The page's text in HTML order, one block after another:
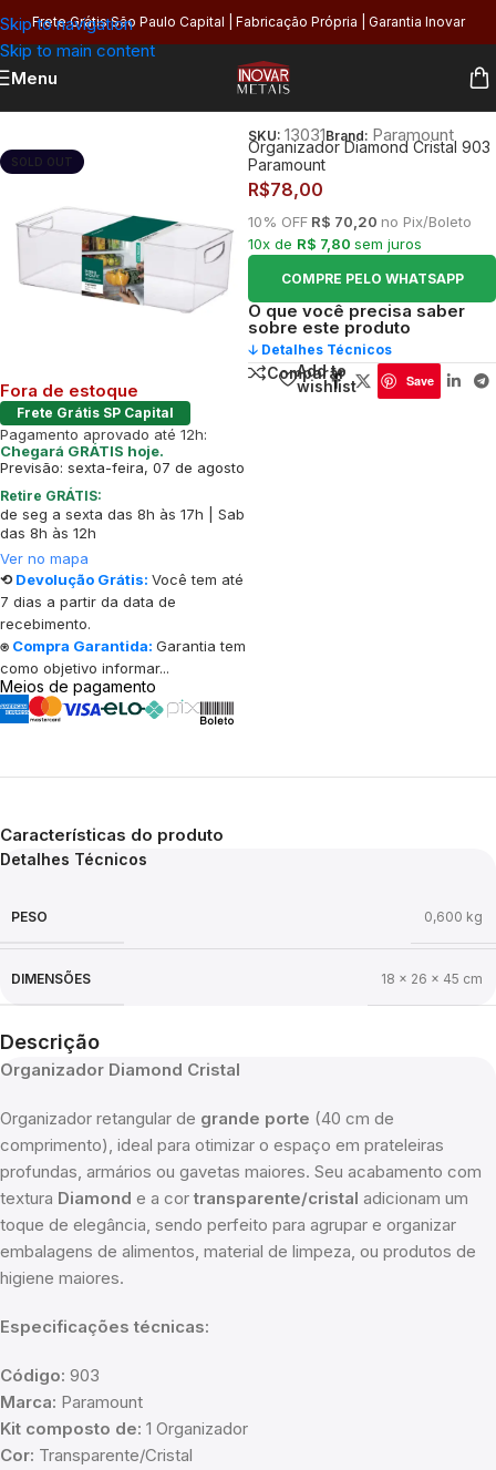
Skip to navigation
Skip to main content
Frete Grátis São Paulo Capital | Fabricação Própria | Garantia Inovar
Menu
SOLD OUT
Fora de estoque
Frete Grátis SP Capital
Pagamento aprovado até 12h:
Chegará GRÁTIS hoje.
Previsão: sexta-feira, 07 de agosto
Retire GRÁTIS:
de seg a sexta das 8h às 17h | Sab
das 8h às 12h
Ver no mapa
⟲ Devolução Grátis: Você tem até
7 dias a partir da data de
recebimento.
⍟ Compra Garantida: Garantia tem
como objetivo informar...
Meios de pagamento
SKU: 13031Brand: Paramount
Organizador Diamond Cristal 903
Paramount
R$78,00
10% OFF R$ 70,20 no Pix/Boleto
10x de R$ 7,80 sem juros
COMPRE PELO WHATSAPP
O que você precisa saber
sobre este produto
🡣 Detalhes Técnicos
Comparar
Add to
wishlist
Save
Características do produto
Detalhes Técnicos
PESO 0,600 kg
DIMENSÕES 18 × 26 × 45 cm
Descrição
Organizador Diamond Cristal
Organizador retangular de grande porte (40 cm de
comprimento), ideal para otimizar o espaço em prateleiras
profundas, armários ou gavetas maiores. Seu acabamento com
textura Diamond e a cor transparente/cristal adicionam um
toque de elegância, sendo perfeito para agrupar e organizar
embalagens de alimentos, material de limpeza, ou produtos de
higiene maiores.
Especificações técnicas:
Código: 903
Marca: Paramount
Kit composto de: 1 Organizador
Cor: Transparente/Cristal